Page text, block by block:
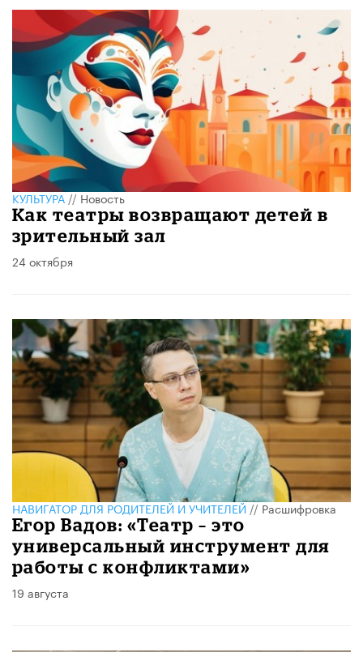
КУЛЬТУРА//Новость
Как театры возвращают детей в
зрительный зал
24 октября
НАВИГАТОР ДЛЯ РОДИТЕЛЕЙ И УЧИТЕЛЕЙ//Расшифровка
Егор Вадов: «Театр – это
универсальный инструмент для
работы с конфликтами»
19 августа